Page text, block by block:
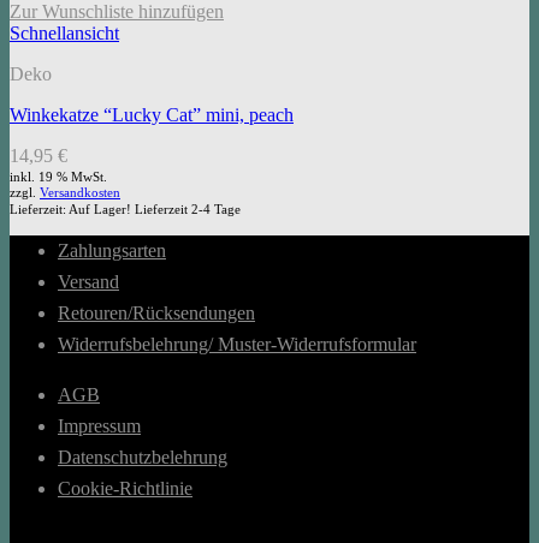
Zur Wunschliste hinzufügen
Schnellansicht
Deko
Winkekatze “Lucky Cat” mini, peach
14,95 €
inkl. 19 % MwSt.
zzgl. Versandkosten
Lieferzeit: Auf Lager! Lieferzeit 2-4 Tage
Zahlungsarten
Versand
Retouren/Rücksendungen
Widerrufsbelehrung/ Muster-Widerrufsformular
AGB
Impressum
Datenschutzbelehrung
Cookie-Richtlinie